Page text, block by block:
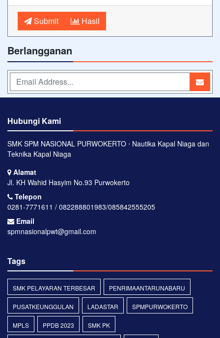
Submit Hasil
Berlangganan
Hubungi Kami
SMK SPM NASIONAL PURWOKERTO ⋅ Nautika Kapal Niaga dan
Teknika Kapal Niaga
Alamat
Jl. KH Wahid Hasyim No.93 Purwokerto
Telepon
0281-7771611 / 082288801983/085842555205
Email
spmnasionalpwt@gmail.com
Tags
SMK PELAYARAN TERBESAR PENRIMAANTARUNABARU
PUSATKEUNGGULAN LADASTAR SPMPURWOKERTO
MPLS PPDB 2023 SMK PK